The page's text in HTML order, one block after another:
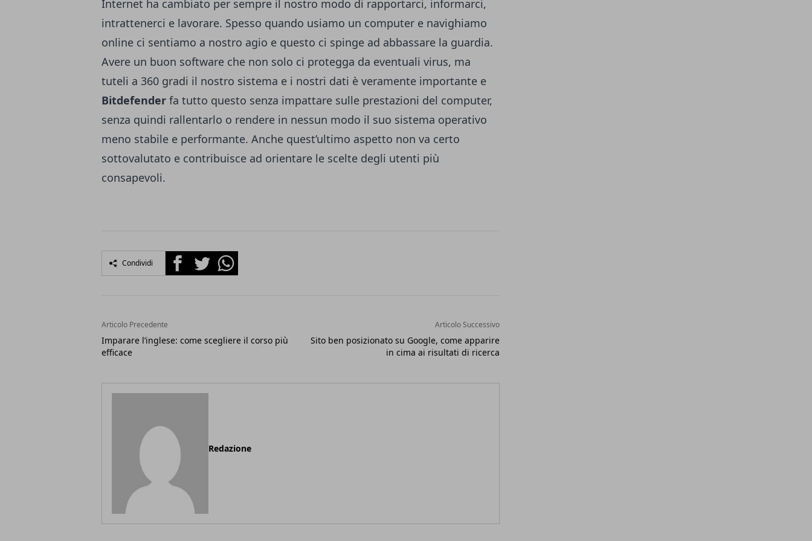
Internet ha cambiato per sempre il nostro modo di rapportarci, informarci,
intrattenerci e lavorare. Spesso quando usiamo un computer e navighiamo
online ci sentiamo a nostro agio e questo ci spinge ad abbassare la guardia.
Avere un buon software che non solo ci protegga da eventuali virus, ma
tuteli a 360 gradi il nostro sistema e i nostri dati è veramente importante e
Bitdefender fa tutto questo senza impattare sulle prestazioni del computer,
senza quindi rallentarlo o rendere in nessun modo il suo sistema operativo
meno stabile e performante. Anche quest’ultimo aspetto non va certo
sottovalutato e contribuisce ad orientare le scelte degli utenti più
consapevoli.
Condividi FacebookTwitterWhatsapp
Articolo Precedente
Imparare l’inglese: come scegliere il corso più
efficace
Articolo Successivo
Sito ben posizionato su Google, come apparire
in cima ai risultati di ricerca
Redazione